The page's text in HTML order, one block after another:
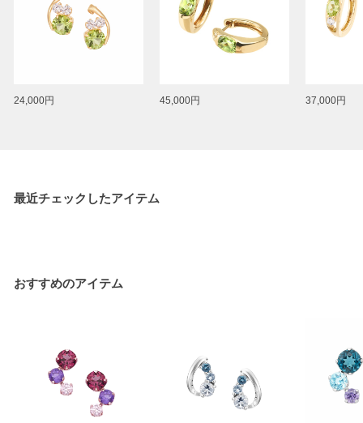
24,000円 45,000円 37,000円
最近チェックしたアイテム
おすすめのアイテム